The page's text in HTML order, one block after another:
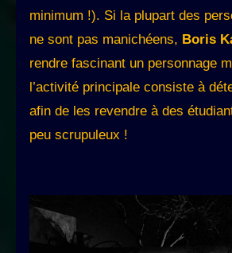
minimum !). Si la plupart des
ne sont pas manichéens, Boris
rendre fascinant un personnage
l’activité principale consiste à
afin de les revendre à des
peu scrupuleux !